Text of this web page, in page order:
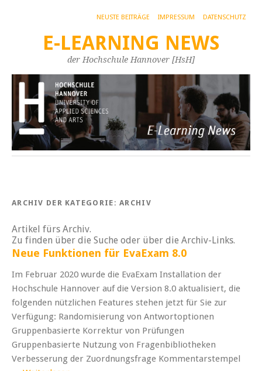
NEUSTE BEITRÄGE IMPRESSUM DATENSCHUTZ
E-LEARNING NEWS
der Hochschule Hannover [HsH]
ARCHIV DER KATEGORIE:ARCHIV
Artikel fürs Archiv.
Zu finden über die Suche oder über die Archiv-Links.
Neue Funktionen für EvaExam 8.0
Im Februar 2020 wurde die EvaExam Installation der
Hochschule Hannover auf die Version 8.0 aktualisiert, die
folgenden nützlichen Features stehen jetzt für Sie zur
Verfügung: Randomisierung von Antwortoptionen
Gruppenbasierte Korrektur von Prüfungen
Gruppenbasierte Nutzung von Fragenbibliotheken
Verbesserung der Zuordnungsfrage Kommentarstempel